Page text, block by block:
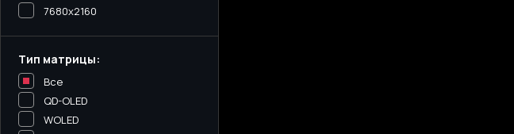
7680x2160
Тип матрицы:
Все
QD-OLED
WOLED